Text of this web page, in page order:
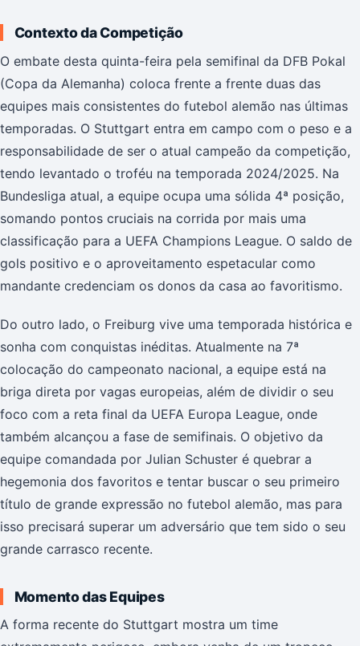
Contexto da Competição
O embate desta quinta-feira pela semifinal da DFB Pokal
(Copa da Alemanha) coloca frente a frente duas das
equipes mais consistentes do futebol alemão nas últimas
temporadas. O Stuttgart entra em campo com o peso e a
responsabilidade de ser o atual campeão da competição,
tendo levantado o troféu na temporada 2024/2025. Na
Bundesliga atual, a equipe ocupa uma sólida 4ª posição,
somando pontos cruciais na corrida por mais uma
classificação para a UEFA Champions League. O saldo de
gols positivo e o aproveitamento espetacular como
mandante credenciam os donos da casa ao favoritismo.
Do outro lado, o Freiburg vive uma temporada histórica e
sonha com conquistas inéditas. Atualmente na 7ª
colocação do campeonato nacional, a equipe está na
briga direta por vagas europeias, além de dividir o seu
foco com a reta final da UEFA Europa League, onde
também alcançou a fase de semifinais. O objetivo da
equipe comandada por Julian Schuster é quebrar a
hegemonia dos favoritos e tentar buscar o seu primeiro
título de grande expressão no futebol alemão, mas para
isso precisará superar um adversário que tem sido o seu
grande carrasco recente.
Momento das Equipes
A forma recente do Stuttgart mostra um time